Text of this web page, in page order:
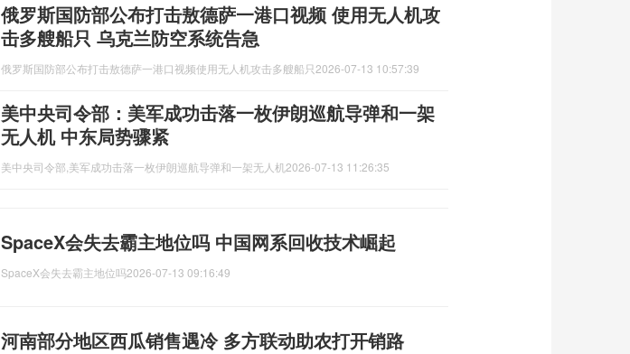
俄罗斯国防部公布打击敖德萨一港口视频 使用无人机攻
击多艘船只 乌克兰防空系统告急
俄罗斯国防部公布打击敖德萨一港口视频使用无人机攻击多艘船只2026-07-13 10:57:39
美中央司令部：美军成功击落一枚伊朗巡航导弹和一架
无人机 中东局势骤紧
美中央司令部,美军成功击落一枚伊朗巡航导弹和一架无人机 2026-07-13 11:26:35
SpaceX会失去霸主地位吗 中国网系回收技术崛起
SpaceX会失去霸主地位吗2026-07-13 09:16:49
河南部分地区西瓜销售遇冷 多方联动助农打开销路